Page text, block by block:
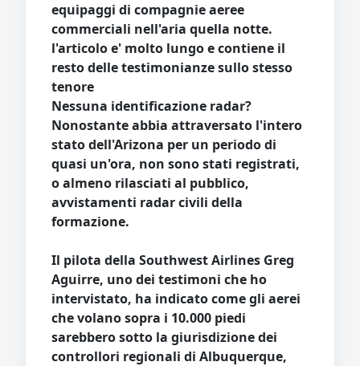
equipaggi di compagnie aeree
commerciali nell'aria quella notte.
l'articolo e' molto lungo e contiene il
resto delle testimonianze sullo stesso
tenore
Nessuna identificazione radar?
Nonostante abbia attraversato l'intero
stato dell'Arizona per un periodo di
quasi un'ora, non sono stati registrati,
o almeno rilasciati al pubblico,
avvistamenti radar civili della
formazione.
Il pilota della Southwest Airlines Greg
Aguirre, uno dei testimoni che ho
intervistato, ha indicato come gli aerei
che volano sopra i 10.000 piedi
sarebbero sotto la giurisdizione dei
controllori regionali di Albuquerque,